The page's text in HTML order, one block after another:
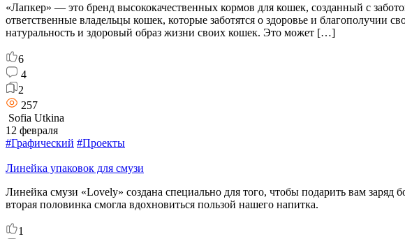
«Лапкер» — это бренд высококачественных кормов для кошек, созданный с
ответственные владельцы кошек, которые заботятся о здоровье и благополучии
натуральность и здоровый образ жизни своих кошек. Это может […]
6
4
2
257
Sofia Utkina
12 февраля
#Графический #Проекты
Линейка упаковок для смузи
Линейка смузи «Lovely» создана специально для того, чтобы подарить вам
вторая половинка смогла вдохновиться пользой нашего напитка.
1